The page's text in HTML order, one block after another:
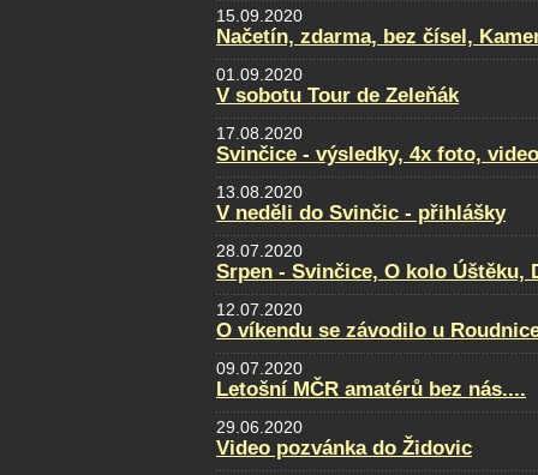
15.09.2020
Načetín, zdarma, bez čísel,
01.09.2020
V sobotu Tour de Zeleňák
17.08.2020
Svinčice - výsledky, 4x foto,
13.08.2020
V neděli do Svinčic - přihlášky
28.07.2020
Srpen - Svinčice, O kolo Úštěku,
12.07.2020
O víkendu se závodilo u
09.07.2020
Letošní MČR amatérů bez nás....
29.06.2020
Video pozvánka do Židovic